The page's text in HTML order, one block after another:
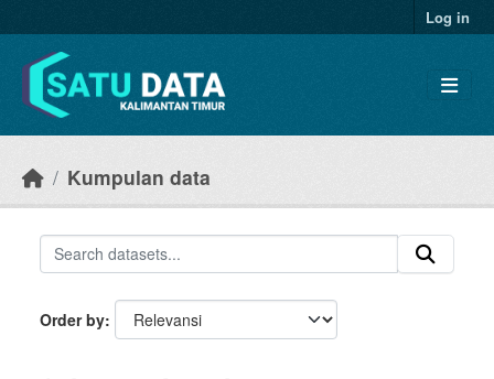
Log in
Kumpulan data
Order by